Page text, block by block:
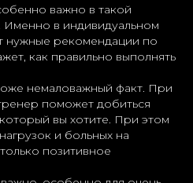
важно в такой
в индивидуальном
нужные рекомендации по
как правильно выполнять
немаловажный факт. При
поможет добиться
вы хотите. При этом
и больных на
позитивное